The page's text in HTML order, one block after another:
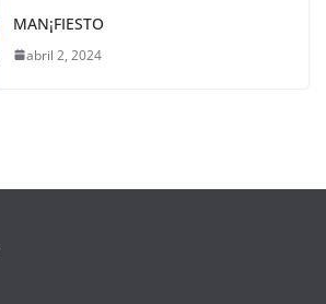
MAN¡FIESTO
abril 2, 2024